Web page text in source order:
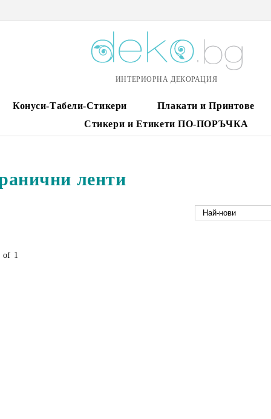
ИНТЕРИОРНА ДЕКОРАЦИЯ
Конуси-Табели-Стикери Плакати и Принтове
Стикери и Етикети ПО-ПОРЪЧКА
ленти
of 1